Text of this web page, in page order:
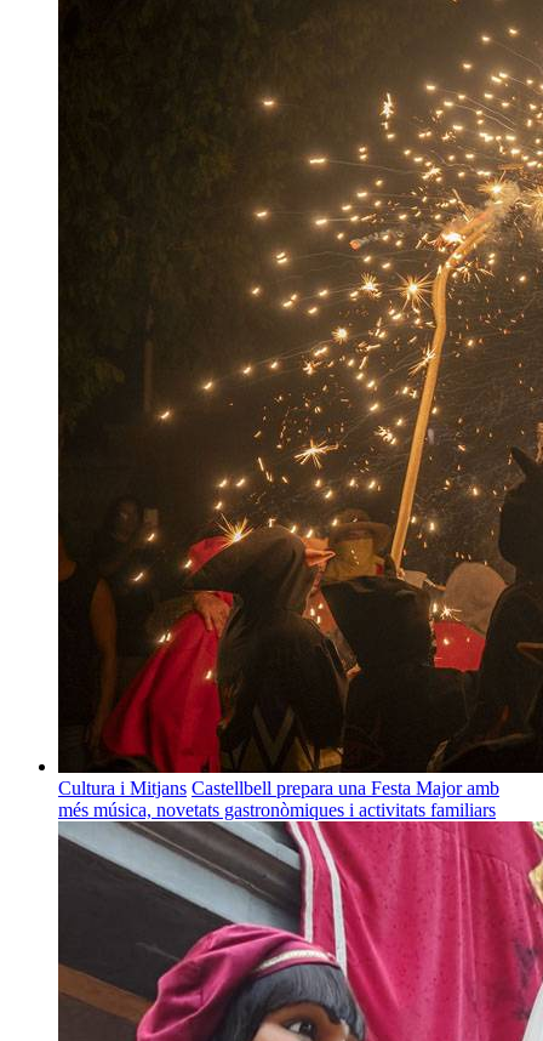
Cultura i Mitjans Castellbell prepara una Festa Major amb
més música, novetats gastronòmiques i activitats familiars